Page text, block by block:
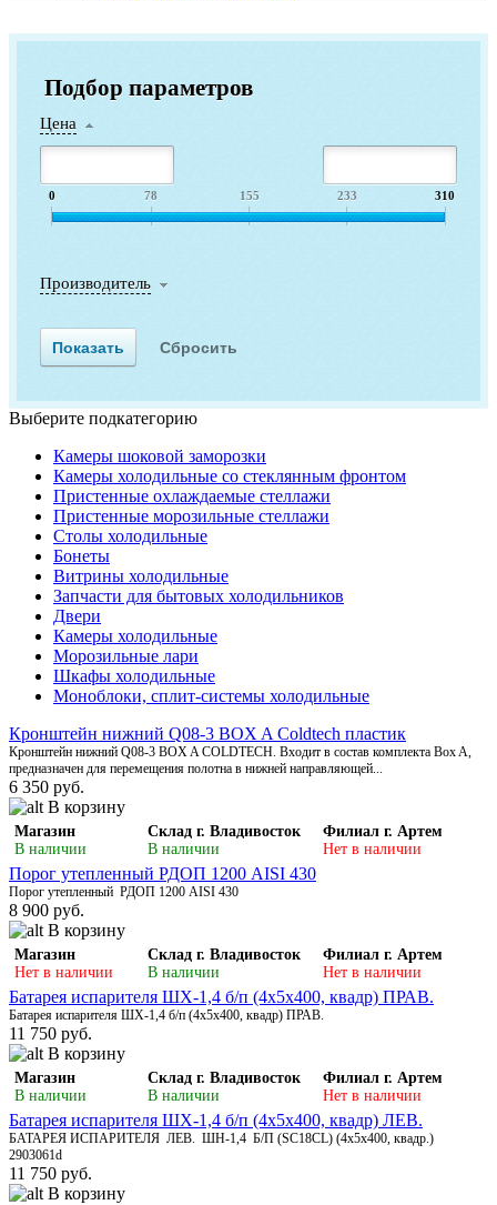
Подбор параметров
Цена
0 78 155 233 310
Производитель
Выберите подкатегорию
Камеры шоковой заморозки
Камеры холодильные со стеклянным фронтом
Пристенные охлаждаемые стеллажи
Пристенные морозильные стеллажи
Столы холодильные
Бонеты
Витрины холодильные
Запчасти для бытовых холодильников
Двери
Камеры холодильные
Морозильные лари
Шкафы холодильные
Моноблоки, сплит-системы холодильные
Кронштейн нижний Q08-3 BOX A Coldtech пластик
Кронштейн нижний Q08-3 BOX A COLDTECH. Входит в состав комплекта Box A,
предназначен для перемещения полотна в нижней направляющей...
6 350 руб.
В корзину
Магазин
В наличии
Склад г. Владивосток
В наличии
Филиал г. Артем
Нет в наличии
Порог утепленный РДОП 1200 AISI 430
Порог утепленный РДОП 1200 AISI 430
8 900 руб.
В корзину
Магазин
Нет в наличии
Склад г. Владивосток
В наличии
Филиал г. Артем
Нет в наличии
Батарея испарителя ШХ-1,4 б/п (4х5х400, квадр) ПРАВ.
Батарея испарителя ШХ-1,4 б/п (4х5х400, квадр) ПРАВ.
11 750 руб.
В корзину
Магазин
В наличии
Склад г. Владивосток
В наличии
Филиал г. Артем
Нет в наличии
Батарея испарителя ШХ-1,4 б/п (4х5х400, квадр) ЛЕВ.
БАТАРЕЯ ИСПАРИТЕЛЯ ЛЕВ. ШН-1,4 Б/П (SC18CL) (4х5х400, квадр.)
2903061d
11 750 руб.
В корзину